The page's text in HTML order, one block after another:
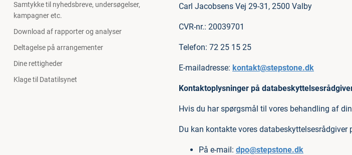
Samtykke til nyhedsbreve, undersøgelser,
kampagner etc.
Download af rapporter og analyser
Deltagelse på arrangementer
Dine rettigheder
Klage til Datatilsynet
Carl Jacobsens Vej 29-31, 2500 Valby
CVR-nr.: 20039701
Telefon: 72 25 15 25
E-mailadresse: kontakt@stepstone.dk
Kontaktoplysninger på
Hvis du har spørgsmål til vores behandling af
Du kan kontakte vores databeskyttelsesrådgiver
På e-mail: dpo@stepstone.dk